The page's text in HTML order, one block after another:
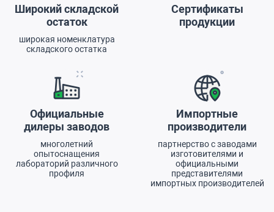
Широкий складской
остаток
широкая номенклатура
складского остатка
Сертификаты
продукции
Официальные
дилеры заводов
многолетний
опытоснащения
лабораторий различного
профиля
Импортные
производители
партнерство с заводами
изготовителями и
официальными
представителями
импортных производителей